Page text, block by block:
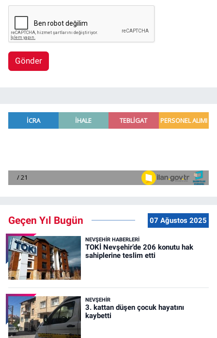
Gönder
Geçen Yıl Bugün 07 Ağustos 2025
NEVŞEHIR HABERLERI
TOKİ Nevşehir’de 206 konutu hak
sahiplerine teslim etti
NEVŞEHIR
3. kattan düşen çocuk hayatını
kaybetti